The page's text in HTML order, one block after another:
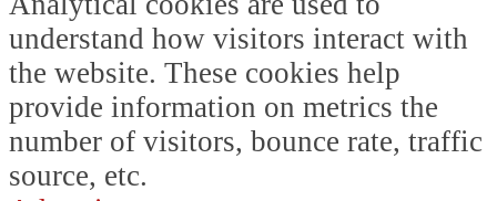
understand how visitors interact with
the website. These cookies help
provide information on metrics the
number of visitors, bounce rate, traffic
source, etc.